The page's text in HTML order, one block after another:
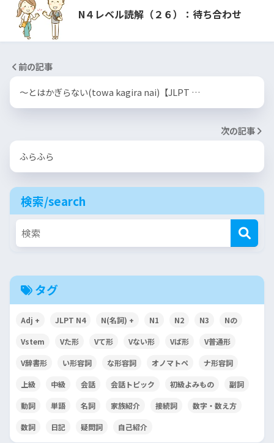
N４レベル読解（２６）：待ち合わせ
前の記事
〜とはかぎらない(towa kagira nai)【JLPT …
次の記事
ふらふら
検索/search
タグ
Adj + JLPT N4 N(名詞) + N1 N2 N3 Nの
Vstem Vた形 Vて形 Vない形 Vば形 V普通形
V辞書形 い形容詞 な形容詞 オノマトペ ナ形容詞
上級 中級 会話 会話トピック 初級よみもの 副詞
動詞 単語 名詞 家族紹介 接続詞 数字・数え方
数詞 日記 疑問詞 自己紹介